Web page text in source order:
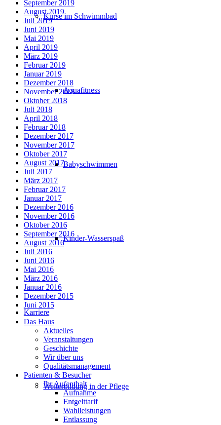
Kurse im Schwimmbad
Aquafitness
Babyschwimmen
Kinder-Wasserspaß
Karriere
Weiterbildung in der Pflege
September 2019
August 2019
Juli 2019
Juni 2019
Mai 2019
April 2019
März 2019
Februar 2019
Januar 2019
Dezember 2018
November 2018
Oktober 2018
Juli 2018
April 2018
Februar 2018
Dezember 2017
November 2017
Oktober 2017
August 2017
Juli 2017
März 2017
Februar 2017
Januar 2017
Dezember 2016
November 2016
Oktober 2016
September 2016
August 2016
Juli 2016
Juni 2016
Mai 2016
März 2016
Januar 2016
Dezember 2015
Juni 2015
Das Haus
Aktuelles
Veranstaltungen
Geschichte
Wir über uns
Qualitätsmanagement
Patienten & Besucher
Ihr Aufenthalt
Aufnahme
Entgelttarif
Wahlleistungen
Entlassung